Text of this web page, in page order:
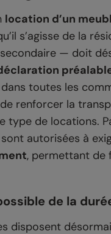
location d’un
s’agisse de la
— doit
toutes les
renforcer la
type de locations.
autorisées à
, permettant de
de la
disposent